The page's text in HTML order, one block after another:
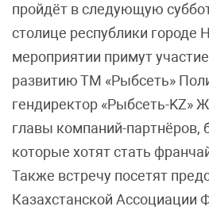
пройдёт в следующую
столице республики городе
мероприятии примут
развитию ТМ «Рыбсеть»
гендиректор «Рыбсеть-KZ»
главы компаний-партнёров,
которые хотят стать
Также встречу посетят
Казахстанской Ассоциации